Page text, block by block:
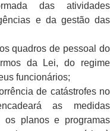
das atividades
e da gestão das
quadros de pessoal do
da Lei, do regime
funcionários;
de catástrofes no
as medidas
os planos e programas